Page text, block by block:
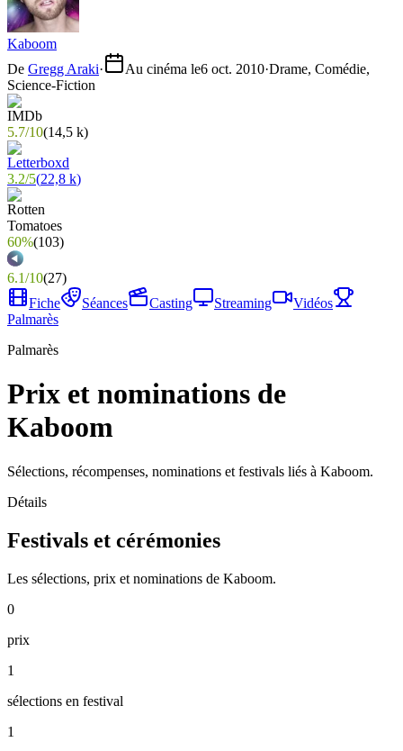
Kaboom
De Gregg Araki· Au cinéma le6 oct. 2010·Drame, Comédie,
Science-Fiction
5.7/10(14,5 k)
3.2/5(22,8 k)
60%(103)
6.1/10(27)
Fiche
Séances Casting Streaming
Vidéos
Palmarès
Palmarès
Prix et nominations de
Kaboom
Sélections, récompenses, nominations et festivals liés à Kaboom.
Détails
Festivals et cérémonies
Les sélections, prix et nominations de Kaboom.
0
prix
1
sélections en festival
1